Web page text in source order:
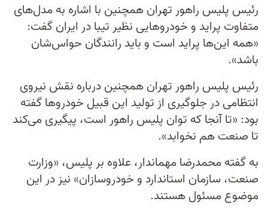
رئیس پلیس راهور تهران همچنین با اشاره به مدل‌های
متفاوت پراید و خودروهایی نظیر تیبا در ایران گفت:
«همه این‌ها پراید است و باید رانندگان حواس‌شان
باشد».
رئیس پلیس راهور تهران همچنین درباره نقش نیروی
انتظامی در جلوگیری از تولید این قبیل خودروها گفته
بود: «تا آنجا که توان پلیس راهور است، پیگیری می‌کند
تا صنعت هم نخوابد».
به‌ گفته محمدرضا مهماندار، علاوه‌ بر پلیس، «وزارت
صنعت، سازمان استاندارد و خودروسازان» نیز در این
موضوع مسئول هستند.